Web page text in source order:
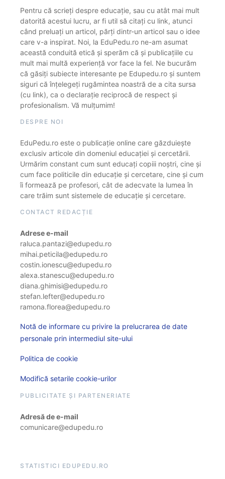
Pentru că scrieți despre educație, sau cu atât mai mult
datorită acestui lucru, ar fi util să citați cu link, atunci
când preluați un articol, părți dintr-un articol sau o idee
care v-a inspirat. Noi, la EduPedu.ro ne-am asumat
această conduită etică și sperăm că și publicațiile cu
mult mai multă experiență vor face la fel. Ne bucurăm
că găsiți subiecte interesante pe Edupedu.ro și suntem
siguri că înțelegeți rugămintea noastră de a cita sursa
(cu link), ca o declarație reciprocă de respect și
profesionalism. Vă mulțumim!
DESPRE NOI
EduPedu.ro este o publicație online care găzduiește
exclusiv articole din domeniul educației și cercetării.
Urmărim constant cum sunt educați copiii noștri, cine și
cum face politicile din educație și cercetare, cine și cum
îi formează pe profesori, cât de adecvate la lumea în
care trăim sunt sistemele de educație și cercetare.
CONTACT REDACȚIE
Adrese e-mail
raluca.pantazi@edupedu.ro
mihai.peticila@edupedu.ro
costin.ionescu@edupedu.ro
alexa.stanescu@edupedu.ro
diana.ghimisi@edupedu.ro
stefan.lefter@edupedu.ro
ramona.florea@edupedu.ro
Notă de informare cu privire la prelucrarea de date
personale prin intermediul site-ului
Politica de cookie
Modifică setarile cookie-urilor
PUBLICITATE ȘI PARTENERIATE
Adresă de e-mail
comunicare@edupedu.ro
STATISTICI EDUPEDU.RO